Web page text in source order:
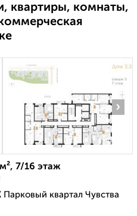
квартиры, комнаты,
›
7/16 этаж
квартал Чувства